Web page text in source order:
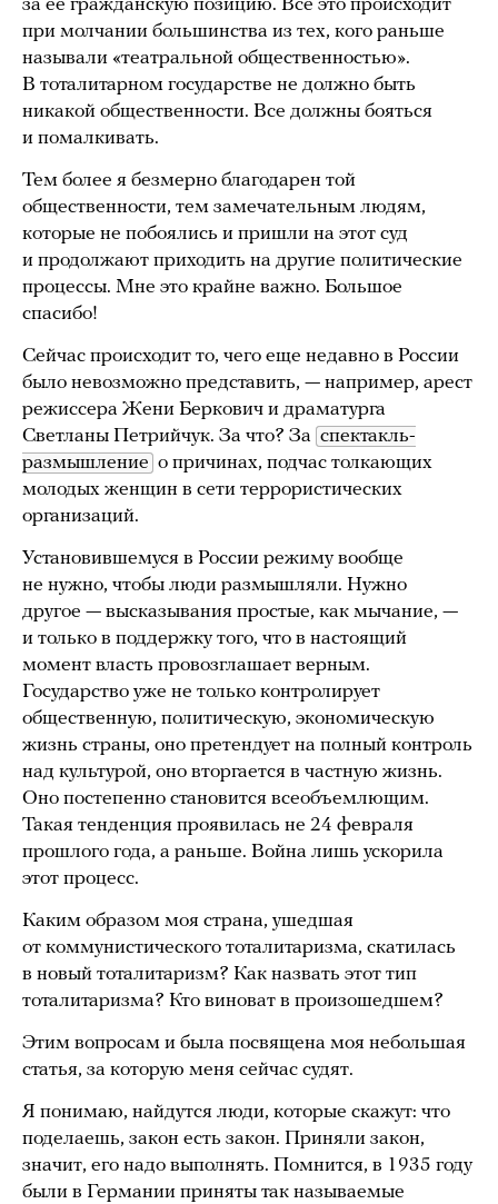
за ее гражданскую позицию. Все это происходит
при молчании большинства из тех, кого раньше
называли «театральной общественностью».
В тоталитарном государстве не должно быть
никакой общественности. Все должны бояться
и помалкивать.
Тем более я безмерно благодарен той
общественности, тем замечательным людям,
которые не побоялись и пришли на этот суд
и продолжают приходить на другие политические
процессы. Мне это крайне важно. Большое
спасибо!
Сейчас происходит то, чего еще недавно в России
было невозможно представить, — например, арест
режиссера Жени Беркович и драматурга
Светланы Петрийчук. За что? За спектакль-
размышление о причинах, подчас толкающих
молодых женщин в сети террористических
организаций.
Установившемуся в России режиму вообще
не нужно, чтобы люди размышляли. Нужно
другое — высказывания простые, как мычание, —
и только в поддержку того, что в настоящий
момент власть провозглашает верным.
Государство уже не только контролирует
общественную, политическую, экономическую
жизнь страны, оно претендует на полный контроль
над культурой, оно вторгается в частную жизнь.
Оно постепенно становится всеобъемлющим.
Такая тенденция проявилась не 24 февраля
прошлого года, а раньше. Война лишь ускорила
этот процесс.
Каким образом моя страна, ушедшая
от коммунистического тоталитаризма, скатилась
в новый тоталитаризм? Как назвать этот тип
тоталитаризма? Кто виноват в произошедшем?
Этим вопросам и была посвящена моя небольшая
статья, за которую меня сейчас судят.
Я понимаю, найдутся люди, которые скажут: что
поделаешь, закон есть закон. Приняли закон,
значит, его надо выполнять. Помнится, в 1935 году
были в Германии приняты так называемые